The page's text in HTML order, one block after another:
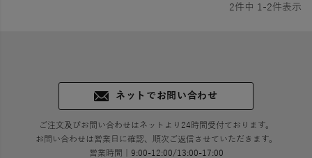
2件中 1-2件表示
ネットでお問い合わせ
ご注文及びお問い合わせはネットより24時間受付ております。
お問い合わせは営業日に確認、順次ご返信させていただきます。
営業時間｜9:00-12:00/13:00-17:00